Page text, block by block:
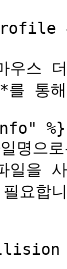
우스
통해
%}
명으
일을
요합